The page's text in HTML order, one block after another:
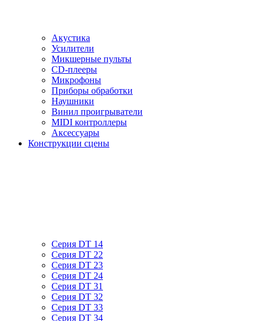
Акустика
Усилители
Микшерные пульты
CD-плееры
Микрофоны
Приборы обработки
Наушники
Винил проигрыватели
MIDI контроллеры
Аксессуары
Конструкции сцены
Серия DT 14
Серия DT 22
Серия DT 23
Серия DT 24
Серия DT 31
Серия DT 32
Серия DT 33
Серия DT 34